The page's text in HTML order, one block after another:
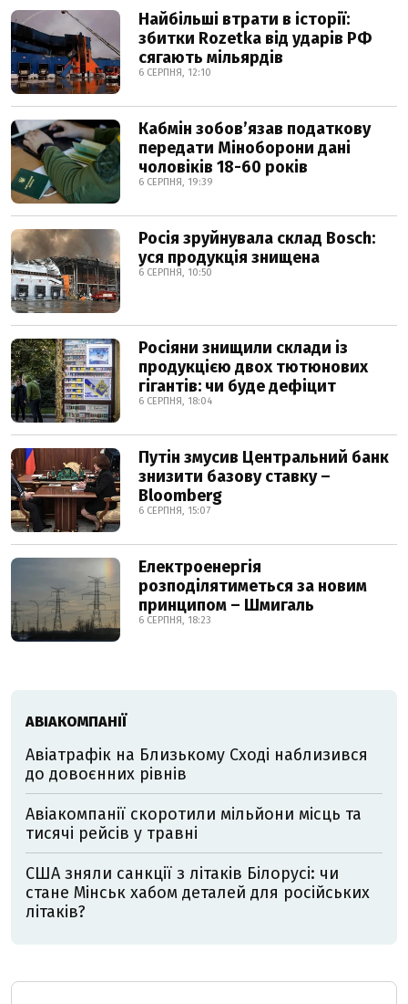
Найбільші втрати в історії:
збитки Rozetka від ударів РФ
сягають мільярдів
6 СЕРПНЯ, 12:10
Кабмін зобовʼязав податкову
передати Міноборони дані
чоловіків 18-60 років
6 СЕРПНЯ, 19:39
Росія зруйнувала склад Bosch:
уся продукція знищена
6 СЕРПНЯ, 10:50
Росіяни знищили склади із
продукцією двох тютюнових
гігантів: чи буде дефіцит
6 СЕРПНЯ, 18:04
Путін змусив Центральний банк
знизити базову ставку –
Bloomberg
6 СЕРПНЯ, 15:07
Електроенергія
розподілятиметься за новим
принципом – Шмигаль
6 СЕРПНЯ, 18:23
АВІАКОМПАНІЇ
Авіатрафік на Близькому Сході наблизився
до довоєнних рівнів
Авіакомпанії скоротили мільйони місць та
тисячі рейсів у травні
США зняли санкції з літаків Білорусі: чи
стане Мінськ хабом деталей для російських
літаків?